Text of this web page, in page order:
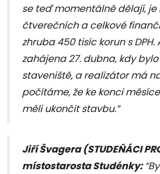
se teď momentálně dělají, je
čtverečních a celkové
zhruba 450 tisíc korun s DPH.
zahájena 27. dubna, kdy
staveniště, a realizátor má
počítáme, že ke konci
měli ukončit stavbu.”
Jiří Švagera (STUDEŇÁCI
místostarosta Studénky: